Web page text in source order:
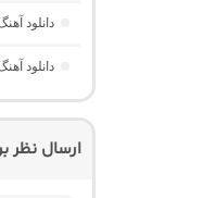
دانلود
دانلود
ارسال نظر